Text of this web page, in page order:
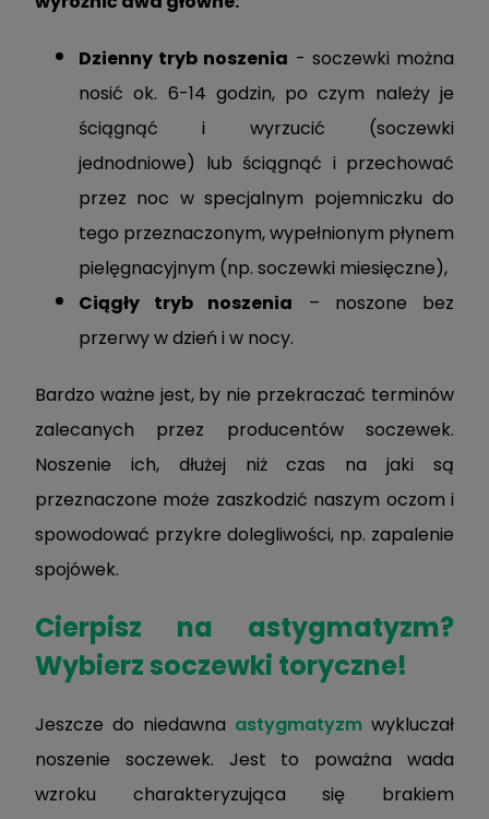
Dzienny tryb noszenia - soczewki można
nosić ok. 6-14 godzin, po czym należy je
ściągnąć i wyrzucić (soczewki
jednodniowe) lub ściągnąć i przechować
przez noc w specjalnym pojemniczku do
tego przeznaczonym, wypełnionym płynem
pielęgnacyjnym (np. soczewki miesięczne),
Ciągły tryb noszenia – noszone bez
przerwy w dzień i w nocy.
Bardzo ważne jest, by nie przekraczać terminów
zalecanych przez producentów soczewek.
Noszenie ich, dłużej niż czas na jaki są
przeznaczone może zaszkodzić naszym oczom i
spowodować przykre dolegliwości, np. zapalenie
spojówek.
Cierpisz na astygmatyzm?
Wybierz soczewki toryczne!
Jeszcze do niedawna astygmatyzm wykluczał
noszenie soczewek. Jest to poważna wada
wzroku charakteryzująca się brakiem